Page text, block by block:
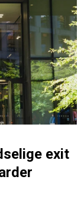
exit